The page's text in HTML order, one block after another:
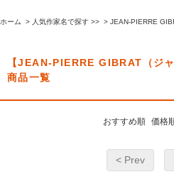
ホーム > 人気作家名で探す >> > JEAN-PIERRE
【JEAN-PIERRE GIBRAT（ジ
商品一覧
おすすめ順 価格
< Prev